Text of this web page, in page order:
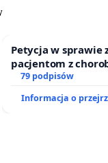
Czarna Owca Pana
Petycja w sprawie
pacjentom z
dostępu do
79 podpisów
Informacja o